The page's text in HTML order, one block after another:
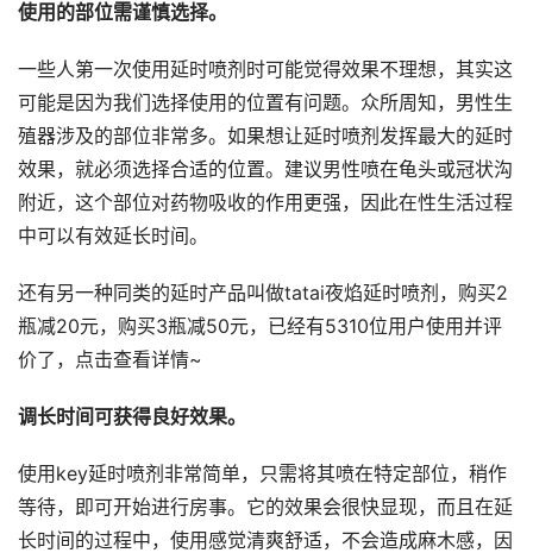
使用的部位需谨慎选择。
一些人第一次使用延时喷剂时可能觉得效果不理想，其实这
可能是因为我们选择使用的位置有问题。众所周知，男性生
殖器涉及的部位非常多。如果想让延时喷剂发挥最大的延时
效果，就必须选择合适的位置。建议男性喷在龟头或冠状沟
附近，这个部位对药物吸收的作用更强，因此在性生活过程
中可以有效延长时间。
还有另一种同类的延时产品叫做tatai夜焰延时喷剂，购买2
瓶减20元，购买3瓶减50元，已经有5310位用户使用并评
价了，点击查看详情~
调长时间可获得良好效果。
使用key延时喷剂非常简单，只需将其喷在特定部位，稍作
等待，即可开始进行房事。它的效果会很快显现，而且在延
长时间的过程中，使用感觉清爽舒适，不会造成麻木感，因